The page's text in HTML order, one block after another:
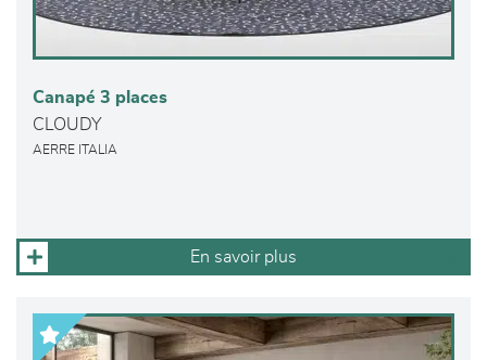
Canapé 3 places
CLOUDY
AERRE ITALIA
En savoir plus